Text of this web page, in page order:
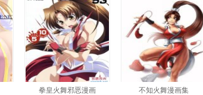
拳皇火舞邪恶漫画 不知火舞漫画集